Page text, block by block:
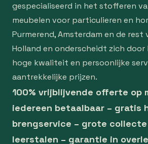
gespecialiseerd in het stofferen
meubelen voor particulieren en
Purmerend, Amsterdam en de rest
Holland en onderscheidt zich
hoge kwaliteit en persoonlijke
aantrekkelijke prijzen.
100% vrijblijvende offerte op
iedereen betaalbaar – gratis
brengservice – grote
leerstalen – garantie in